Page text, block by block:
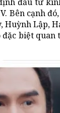
Bên cạnh
Lập,
biệt